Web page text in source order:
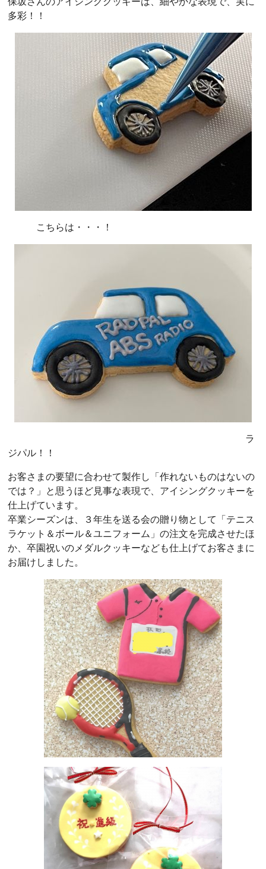
多彩！！
こちらは・・・！
ラ
ジパル！！
お客さまの要望に合わせて製作し「作れないものはないの
では？」と思うほど見事な表現で、アイシングクッキーを
仕上げています。
卒業シーズンは、３年生を送る会の贈り物として「テニス
ラケット＆ボール＆ユニフォーム」の注文を完成させたほ
か、卒園祝いのメダルクッキーなども仕上げてお客さまに
お届けしました。